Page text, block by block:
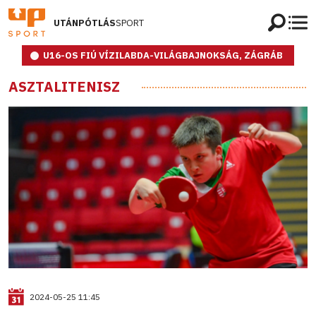
UTÁNPÓTLÁSSPORT
U16-OS FIÚ VÍZILABDA-VILÁGBAJNOKSÁG, ZÁGRÁB
ASZTALITENISZ
2024-05-25 11:45